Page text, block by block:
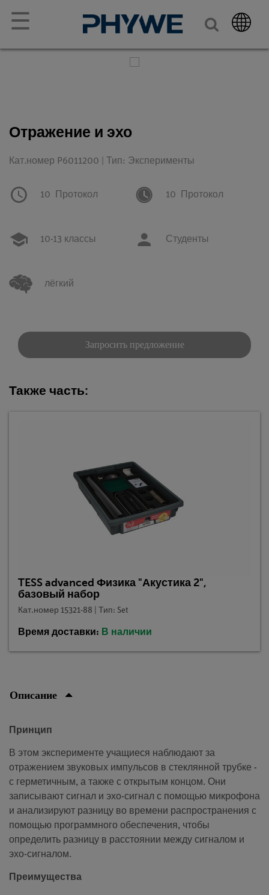
☰
Отражение и эхо
Кат.номер P6011200 | Тип: Эксперименты
10 Протокол 10 Протокол
10-13 классы Студенты
лёгкий
Запросить предложение
Также часть:
TESS advanced Физика "Акустика 2",
базовый набор
Кат.номер 15321-88 | Тип: Set
Время доставки: В наличии
Описание
Принцип
В этом эксперименте учащиеся наблюдают за
отражением звуковых импульсов в стеклянной трубке -
с герметичным, а также с открытым концом. Они
записывают сигнал и эхо-сигнал с помощью микрофона
и анализируют разницу во времени распространения с
помощью программного обеспечения, чтобы
определить разницу в расстоянии между сигналом и
эхо-сигналом.
Преимущества